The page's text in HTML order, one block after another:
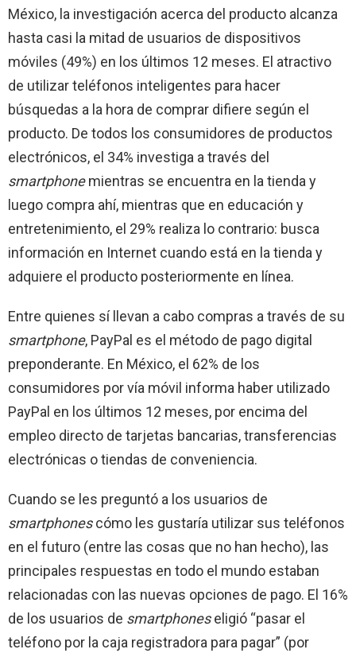
México, la investigación acerca del producto alcanza
hasta casi la mitad de usuarios de dispositivos
móviles (49%) en los últimos 12 meses. El atractivo
de utilizar teléfonos inteligentes para hacer
búsquedas a la hora de comprar difiere según el
producto. De todos los consumidores de productos
electrónicos, el 34% investiga a través del
smartphonemientras se encuentra en la tienda y
luego compra ahí, mientras que en educación y
entretenimiento, el 29% realiza lo contrario: busca
información en Internet cuando está en la tienda y
adquiere el producto posteriormente en línea.
Entre quienes sí llevan a cabo compras a través de su
smartphone, PayPal es el método de pago digital
preponderante. En México, el 62% de los
consumidores por vía móvil informa haber utilizado
PayPal en los últimos 12 meses, por encima del
empleo directo de tarjetas bancarias, transferencias
electrónicas o tiendas de conveniencia.
Cuando se les preguntó a los usuarios de
smartphonescómo les gustaría utilizar sus teléfonos
en el futuro (entre las cosas que no han hecho), las
principales respuestas en todo el mundo estaban
relacionadas con las nuevas opciones de pago. El 16%
de los usuarios de smartphoneseligió “pasar el
teléfono por la caja registradora para pagar” (por